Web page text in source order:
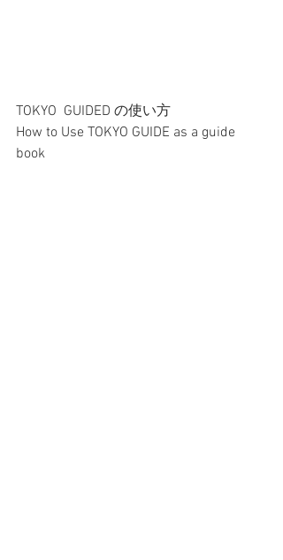
TOKYO  GUIDED の使い方
How to Use TOKYO GUIDE as a guide
book